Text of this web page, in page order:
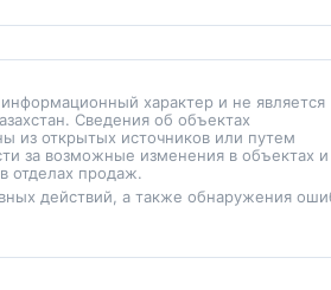
характер и не является
Сведения об объектах
из открытых источников или путем
за возможные изменения в объектах и
отделах продаж.
действий, а также обнаружения